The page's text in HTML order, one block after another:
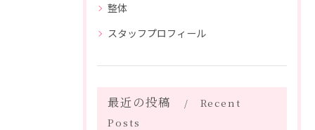
整体
スタッフプロフィール
最近の投稿
Recent
Posts